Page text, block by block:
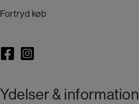
Fortryd køb
Ydelser & information